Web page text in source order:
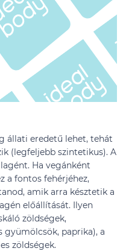
állati eredetű lehet, tehát
(legfeljebb szintetikus). A
Ha vegánként
a fontos fehérjéhez,
amik arra késztetik a
előállítását. Ilyen
zöldségek,
paprika), a
zöldségek.